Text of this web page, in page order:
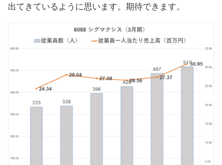
出てきているように思います。期待できます。